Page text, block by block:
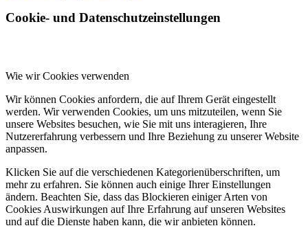
Cookie- und Datenschutzeinstellungen
Wie wir Cookies verwenden
Wir können Cookies anfordern, die auf Ihrem Gerät eingestellt
werden. Wir verwenden Cookies, um uns mitzuteilen, wenn Sie
unsere Websites besuchen, wie Sie mit uns interagieren, Ihre
Nutzererfahrung verbessern und Ihre Beziehung zu unserer Website
anpassen.
Klicken Sie auf die verschiedenen Kategorienüberschriften, um
mehr zu erfahren. Sie können auch einige Ihrer Einstellungen
ändern. Beachten Sie, dass das Blockieren einiger Arten von
Cookies Auswirkungen auf Ihre Erfahrung auf unseren Websites
und auf die Dienste haben kann, die wir anbieten können.